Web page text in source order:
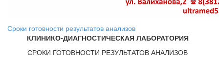
Сроки готовности результатов анализов
КЛИНИКО-ДИАГНОСТИЧЕСКАЯ ЛАБОРАТОРИЯ
СРОКИ ГОТОВНОСТИ РЕЗУЛЬТАТОВ АНАЛИЗОВ